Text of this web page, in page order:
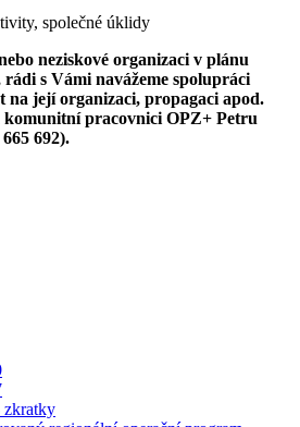
společné úklidy
neziskové organizaci v plánu
s Vámi navážeme spolupráci
na její organizaci, propagaci apod.
komunitní pracovnici OPZ+ Petru
692).